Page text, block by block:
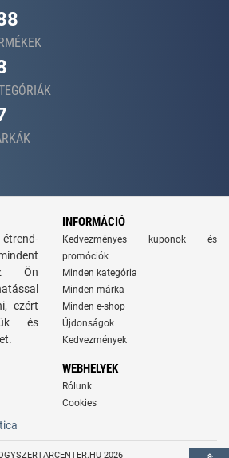
Ön
ezért
és
INFORMÁCIÓ
Kedvezményes kuponok és
promóciók
Minden kategória
Minden márka
Minden e-shop
Újdonságok
Kedvezmények
WEBHELYEK
Rólunk
Cookies
2026